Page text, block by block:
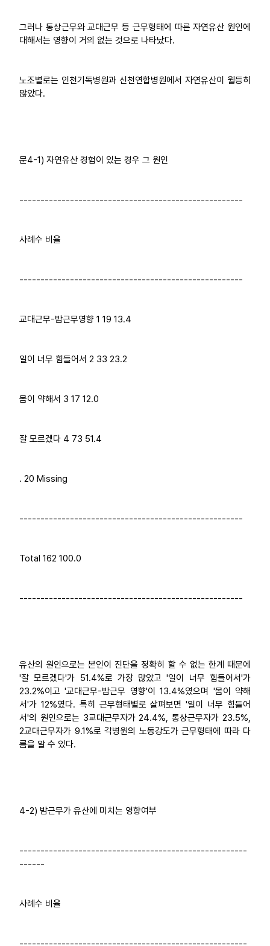
그러나 통상근무와 교대근무 등 근무형태에 따른 자연유산 원인에
대해서는 영향이 거의 없는 것으로 나타났다.
노조별로는 인천기독병원과 신천연합병원에서 자연유산이 월등히
많았다.
문4-1) 자연유산 경험이 있는 경우 그 원인
-----------------------------------------------------
사례수 비율
-----------------------------------------------------
교대근무-밤근무영향 1 19 13.4
일이 너무 힘들어서 2 33 23.2
몸이 약해서 3 17 12.0
잘 모르겠다 4 73 51.4
. 20 Missing
-----------------------------------------------------
Total 162 100.0
-----------------------------------------------------
유산의 원인으로는 본인이 진단을 정확히 할 수 없는 한계 때문에
'잘 모르겠다'가 51.4%로 가장 많았고 '일이 너무 힘들어서'가
23.2%이고 '교대근무-밤근무 영향'이 13.4%였으며 '몸이 약해
서'가 12%였다. 특히 근무형태별로 살펴보면 '일이 너무 힘들어
서'의 원인으로는 3교대근무자가 24.4%, 통상근무자가 23.5%,
2교대근무자가 9.1%로 각병원의 노동강도가 근무형태에 따라 다
름을 알 수 있다.
4-2) 밤근무가 유산에 미치는 영향여부
------------------------------------------------------
------
사례수 비율
------------------------------------------------------